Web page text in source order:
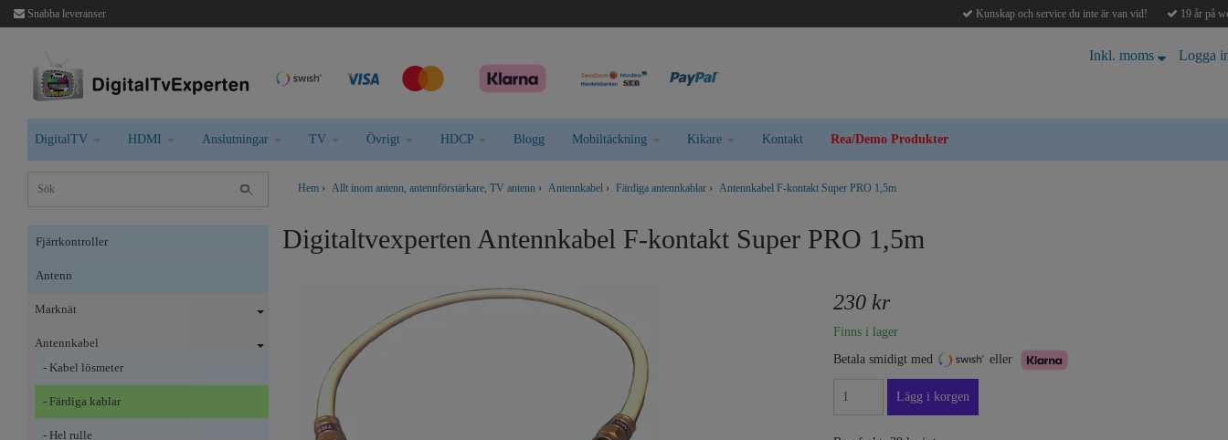
Snabba leveranser Kunskap och service du inte är van vid! 19 år på
Inkl. moms Logga
DigitalTV HDMI Anslutningar TV Övrigt HDCP Blogg Mobiltäckning Kikare Kontakt Rea/Demo Produkter
Fjärrkontroller
Antenn
Marknät
Antennkabel
- Kabel lösmeter
- Färdiga kablar
- Hel rulle
Hem › Allt inom antenn, antennförstärkare, TV antenn › Antennkabel › Färdiga antennkablar › Antennkabel F-kontakt Super PRO 1,5m
Digitaltvexperten Antennkabel F-kontakt Super PRO 1,5m
230 kr
Finns i lager
Betala smidigt med
eller